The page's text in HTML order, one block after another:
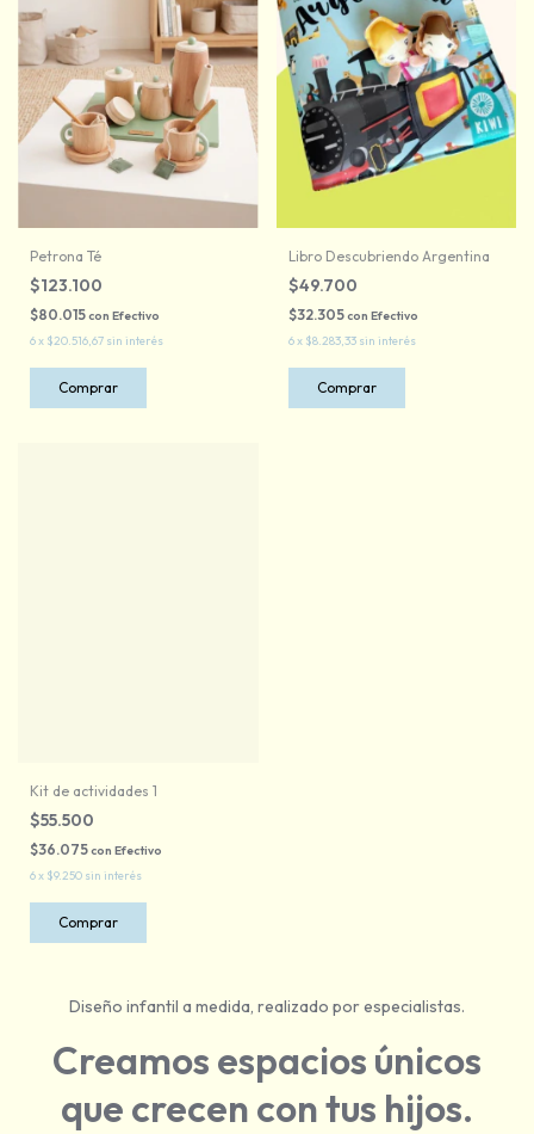
Petrona Té
$123.100
$80.015con Efectivo
6x $20.516,67 sin interés
Libro Descubriendo Argentina
$49.700
$32.305con Efectivo
6x $8.283,33 sin interés
Kit de actividades 1
$55.500
$36.075con Efectivo
6x $9.250 sin interés
Diseño infantil a medida, realizado por especialistas.
Creamos espacios únicos
que crecen con tus hijos.